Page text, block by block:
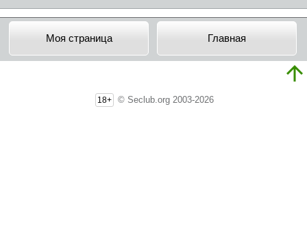
Моя страница Главная
18+ © Seclub.org 2003-2026